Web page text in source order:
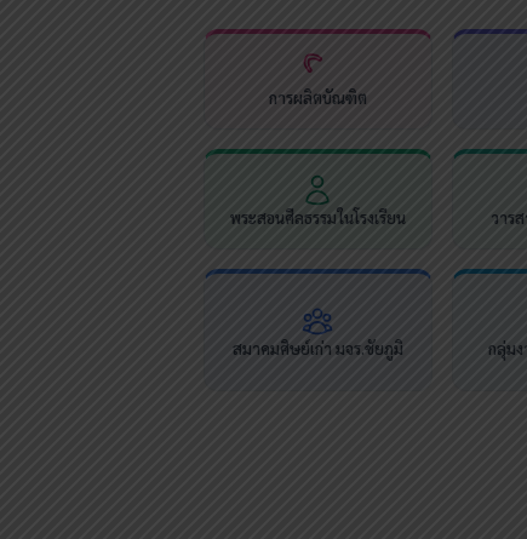
การผลิตบัณฑิต
พระสอนศีลธรรมในโรงเรียน วาร
สมาคมศิษย์เก่า มจร.ชัยภูมิ กลุ่มง